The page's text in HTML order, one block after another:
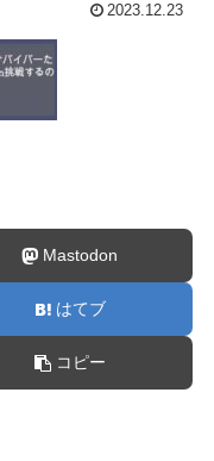
2023.12.23
Mastodon
はてブ
コピー